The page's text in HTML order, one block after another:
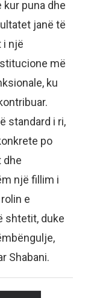
puna dhe
janë të
i një
më
ku
standard i ri,
po
dhe
një fillim i
e
shtetit, duke
Shabani.